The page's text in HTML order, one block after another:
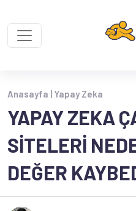
Anasayfa | Yapay Zeka
YAPAY ZEKA
SITELERI
DEĞER